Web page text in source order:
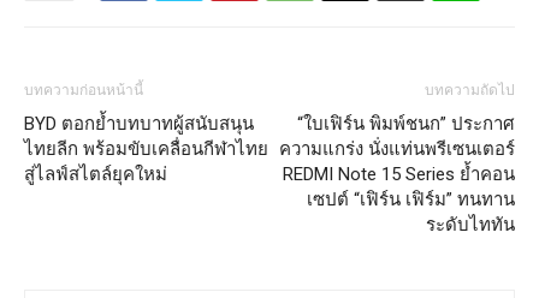
บทความก่อนหน้านี้
BYD ตอกย้ำบทบาทผู้สนับสนุน
ไทยลีก พร้อมขับเคลื่อนกีฬาไทย
สู่ไลฟ์สไตล์ยุคใหม่
บทความถัดไป
“ใบเฟิร์น พิมพ์ชนก” ประกาศ
ความแกร่ง นั่งแท่นพรีเซนเตอร์
REDMI Note 15 Series ย้ำคอน
เซปต์ “เฟิร์น เฟิร์ม” ทนทาน
ระดับไททัน